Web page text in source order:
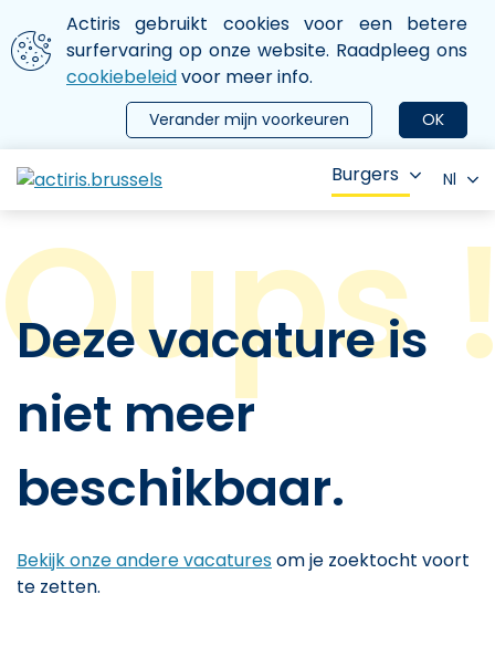
Aller au contenu principal
We gebruiken cookies
Actiris gebruikt cookies voor een betere
surfervaring op onze website. Raadpleeg ons
cookiebeleidvoor meer info.
OK
Verander mijn voorkeuren
le menu
Burgers Nl
Deze vacature is
niet meer
beschikbaar.
Bekijk onze andere vacaturesom je zoektocht voort
te zetten.